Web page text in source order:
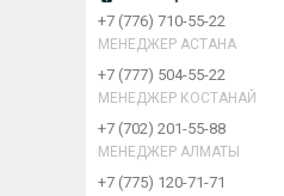
+7 (776) 710-55-22
МЕНЕДЖЕР АСТАНА
+7 (777) 504-55-22
МЕНЕДЖЕР КОСТАНАЙ
+7 (702) 201-55-88
МЕНЕДЖЕР АЛМАТЫ
+7 (775) 120-71-71